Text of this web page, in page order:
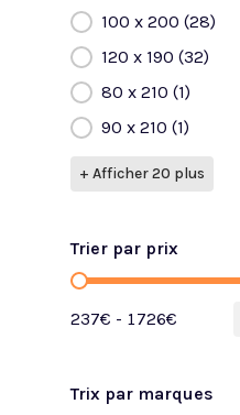
100 x 200 (28)
120 x 190 (32)
80 x 210 (1)
90 x 210 (1)
+ Afficher 20 plus
Trier par prix
Trier par prix
237€ - 1726€
Trix par marques